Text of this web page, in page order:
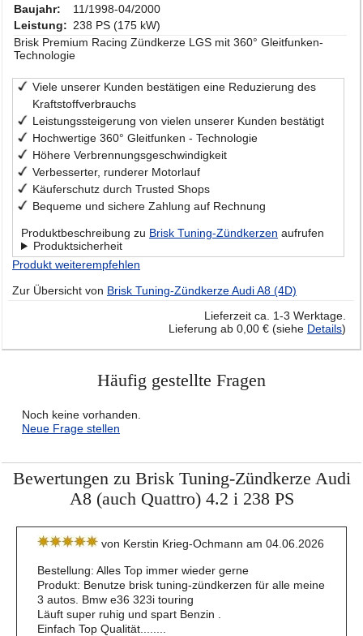
Baujahr:
11/1998-04/2000
Leistung: 238 PS (175 kW)
Brisk Premium Racing Zündkerze LGS mit 360° Gleitfunken-
Technologie
Viele unserer Kunden bestätigen eine Reduzierung des
Kraftstoffverbrauchs
Leistungssteigerung von vielen unserer Kunden bestätigt
Hochwertige 360° Gleitfunken - Technologie
Höhere Verbrennungsgeschwindigkeit
Verbesserter, runderer Motorlauf
Käuferschutz durch Trusted Shops
Bequeme und sichere Zahlung auf Rechnung
Produktbeschreibung zu Brisk Tuning-Zündkerzen aufrufen
Produktsicherheit
Produkt weiterempfehlen
Zur Übersicht von Brisk Tuning-Zündkerze Audi A8 (4D)
Lieferzeit ca. 1-3 Werktage.
Lieferung ab 0,00 € (siehe Details)
Häufig gestellte Fragen
Noch keine vorhanden.
Neue Frage stellen
Bewertungen zu Brisk Tuning-Zündkerze Audi
A8 (auch Quattro) 4.2 i 238 PS
von Kerstin Krieg-Ochmann am 04.06.2026
Bestellung: Alles Top immer wieder gerne
Produkt: Benutze brisk tuning-zündkerzen für alle meine
3 autos. Bmw e36 323i touring
Läuft super ruhig und spart Benzin .
Einfach Top Qualität........